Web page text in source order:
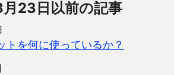
23日以前の記事
トを何に使っているか？